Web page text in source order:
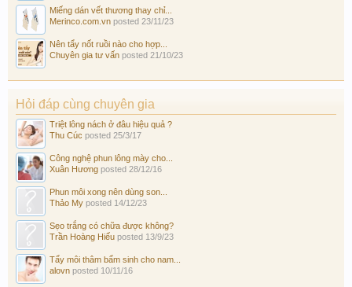
Miếng dán vết thương thay chỉ...
Merinco.com.vn posted 23/11/23
Nên tẩy nốt ruồi nào cho hợp...
Chuyên gia tư vấn posted 21/10/23
Hỏi đáp cùng chuyên gia
Triệt lông nách ở đâu hiệu quả ?
Thu Cúc posted 25/3/17
Công nghệ phun lông mày cho...
Xuân Hương posted 28/12/16
Phun môi xong nên dùng son...
Thảo My posted 14/12/23
Sẹo trắng có chữa được không?
Trần Hoàng Hiếu posted 13/9/23
Tẩy môi thâm bẩm sinh cho nam...
alovn posted 10/11/16